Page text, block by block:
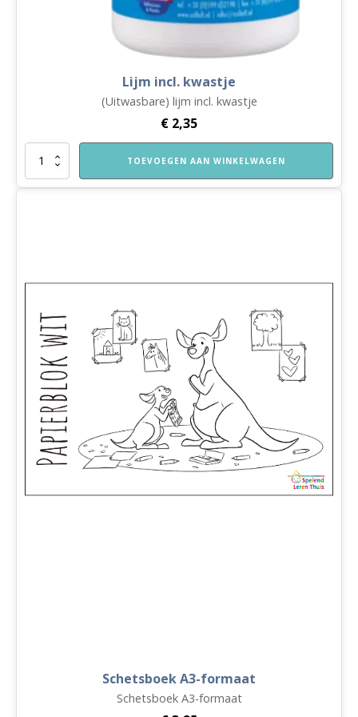
Lijm incl. kwastje
(Uitwasbare) lijm incl. kwastje
€ 2,35
Lijm
kwastje
TOEVOEGEN AAN WINKELWAGEN
Schetsboek A3-formaat
Schetsboek A3-formaat